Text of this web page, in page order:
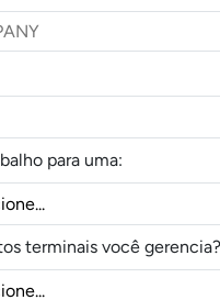
para uma:
terminais você gerencia?